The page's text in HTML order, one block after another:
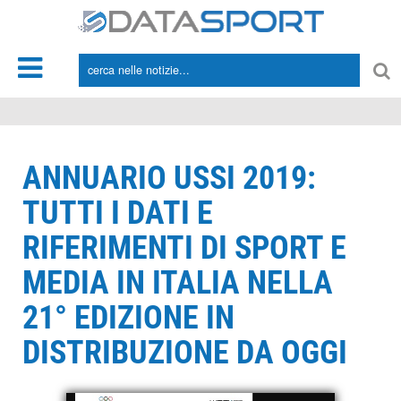
ANNUARIO USSI 2019:
TUTTI I DATI E
RIFERIMENTI DI SPORT E
MEDIA IN ITALIA NELLA
21° EDIZIONE IN
DISTRIBUZIONE DA OGGI